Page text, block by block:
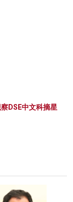
DSE中文科摘星